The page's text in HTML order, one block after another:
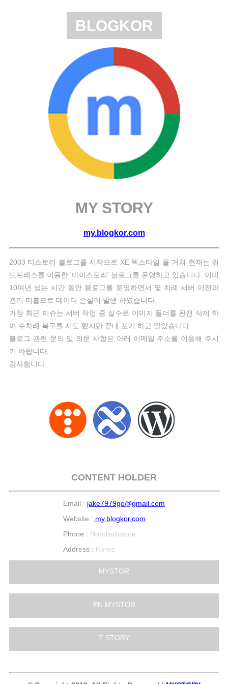
BLOGKOR
MY STORY
my.blogkor.com
2003 티스토리 블로그를 시작으로 XE 텍스타일 을 거쳐 현재는 워
드프레스를 이용한 '마이스토리' 블로그를 운영하고 있습니다. 이미
10여년 넘는 시간 동안 블로그를 운영하면서 몇 차례 서버 이전과
관리 미흡으로 데이터 손실이 발생 하였습니다.
가장 최근 이슈는 서버 작업 중 실수로 이미지 폴더를 완전 삭제 하
여 수차례 복구를 시도 했지만 끝내 포기 하고 말았습니다.
블로그 관련 문의 및 의문 사항은 아래 이메일 주소를 이용해 주시
기 바랍니다.
감사합니다.
CONTENT HOLDER
Email : jake7979go@gmail.com
Website : my.blogkor.com
Phone : Nondisclosure
Address : Korea
MYSTOR
EN MYSTOR
T STORY